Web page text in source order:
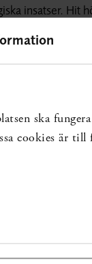
ska
cookies är
insatser. Hit
räckte inte
av
posttraumatiskt
på trauma